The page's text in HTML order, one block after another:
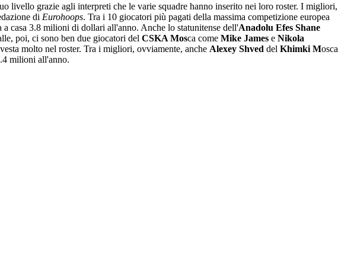
livello grazie agli interpreti che le varie squadre hanno inserito nei loro roster. I migliori,
di Eurohoops. Tra i 10 giocatori più pagati della massima competizione europea
a casa 3.8 milioni di dollari all'anno. Anche lo statunitense dell'Anadolu Efes Shane
poi, ci sono ben due giocatori del CSKA Mosca come Mike James e Nikola
molto nel roster. Tra i migliori, ovviamente, anche Alexey Shved del Khimki Mosca
milioni all'anno.